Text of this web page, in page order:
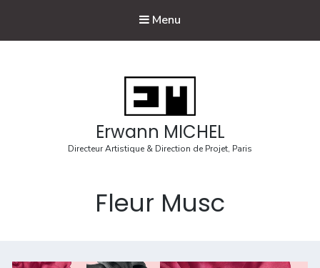
Menu
Erwann MICHEL
Directeur Artistique & Direction de Projet, Paris
Fleur Musc